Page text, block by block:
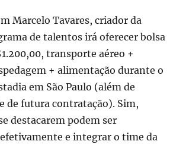
Marcelo Tavares, criador da
de talentos irá oferecer bolsa
transporte aéreo +
+ alimentação durante o
em São Paulo (além de
de futura contratação). Sim,
destacarem podem ser
e integrar o time da